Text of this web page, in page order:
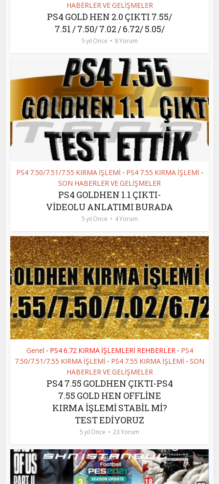
HABERLER VE GELİŞMELER
PS4 GOLD HEN 2.0 ÇIKTI 7.55/
7.51 / 7.50/ 7.02 / 6.72/ 5.05/
5 yıl Önce 8 Yorum
PS4 7.50/7.51/7.55 KIRMA İŞLEMİ • PS4 7.55 KIRMA İŞLEMİ •
SON HABERLER VE GELİŞMELER
PS4 GOLDHEN 1.1 ÇIKTI-
VİDEOLU ANLATIMI BURADA
5 yıl Önce 4 Yorum
Genel • PS4 6.72 KIRMA İŞLEMLERİ REHBERLER • PS4
7.50/7.51/7.55 KIRMA İŞLEMİ • PS4 7.55 KIRMA İŞLEMİ • SON
HABERLER VE GELİŞMELER
PS4 7.55 GOLDHEN ÇIKTI-PS4
7.55 GOLD HEN OFFLİNE
KIRMA İŞLEMİ STABİL Mİ?
TEST EDİYORUZ
5 yıl Önce 23 Yorum